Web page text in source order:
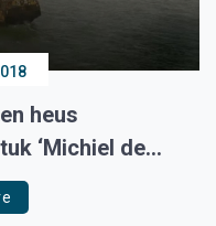
heus
‘Michiel de